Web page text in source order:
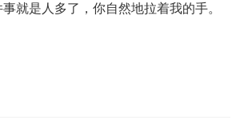
是人多了，你自然地拉着我的手。